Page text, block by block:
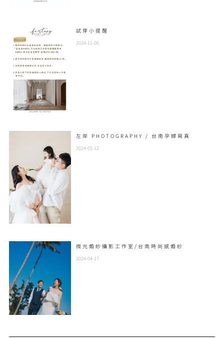
試穿小提醒
2024-11-06
左岸 PHOTOGRAPHY / 台南孕婦寫真
2024-05-12
微光婚紗攝影工作室/台南時尚感婚紗
2024-04-17